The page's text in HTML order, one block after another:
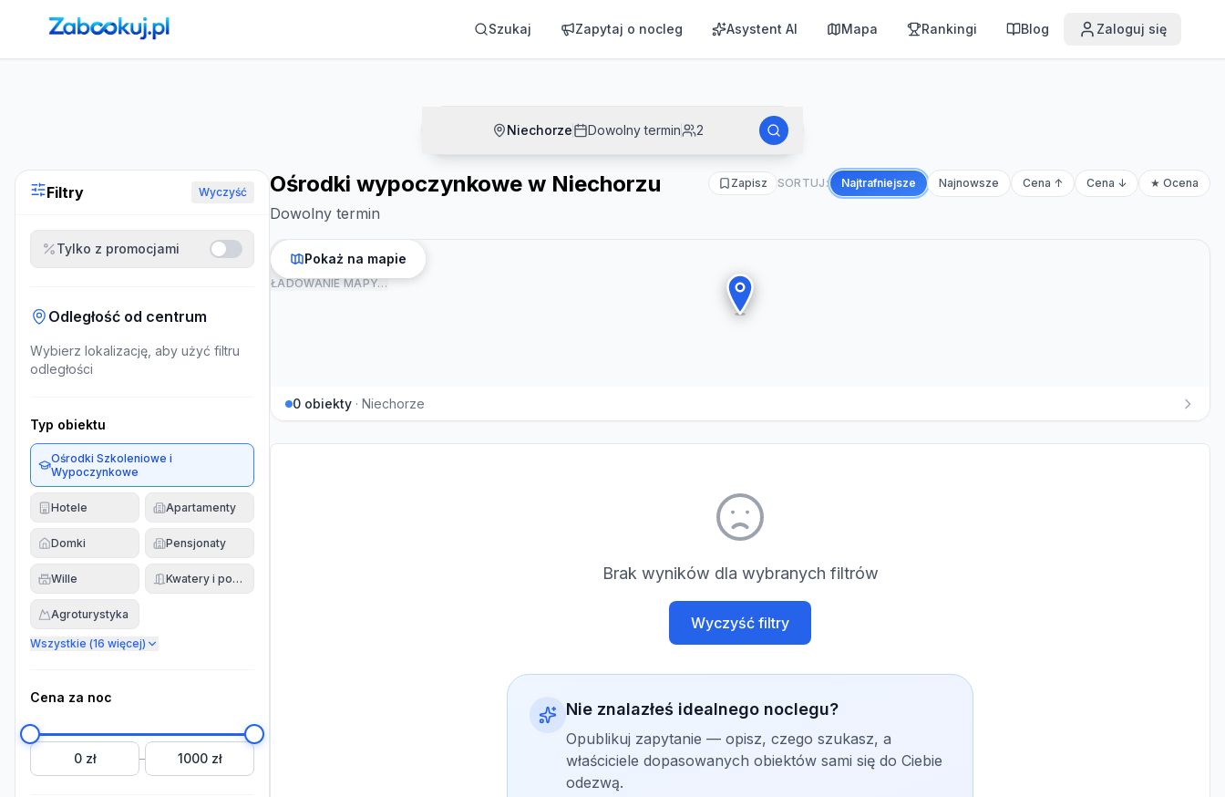
Strona główna ›Noclegi Szukaj Zapytaj o nocleg Asystent AI Mapa Rankingi Blog Zaloguj się
Niechorze Dowolny termin 2
Filtry Wyczyść
Tylko z promocjami
Odległość od centrum
Wybierz lokalizację, aby użyć filtru
odległości
Typ obiektu
Ośrodki Szkoleniowe i
Wypoczynkowe
Hotele Apartamenty
Domki Pensjonaty
Wille Kwatery i pokoje
Agroturystyka
Wszystkie (16 więcej)
Cena za noc
0 zł – 1000 zł
Ośrodki wypoczynkowe w Niechorzu
Dowolny termin
Zapisz SORTUJ: Najtrafniejsze Najnowsze Cena ↑ Cena ↓ ★ Ocena
ŁADOWANIE MAPY…
Pokaż na mapie
0 obiekty · Niechorze
Brak wyników dla wybranych filtrów
Wyczyść filtry
Nie znalazłeś idealnego noclegu?
Opublikuj zapytanie — opisz, czego szukasz, a
właściciele dopasowanych obiektów sami się do Ciebie
odezwą.